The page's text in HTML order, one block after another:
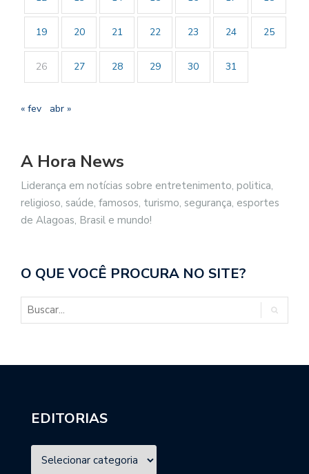
19 20 21 22 23 24 25
26 27 28 29 30 31
« fev abr »
A Hora News
Liderança em notícias sobre entretenimento, politica,
religioso, saúde, famosos, turismo, segurança, esportes
de Alagoas, Brasil e mundo!
O QUE VOCÊ PROCURA NO SITE?
EDITORIAS